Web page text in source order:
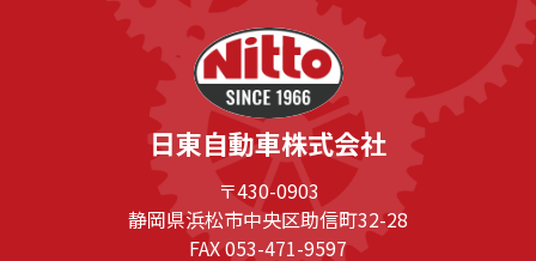
日東自動車株式会社
〒430-0903
静岡県浜松市中央区助信町32-28
FAX 053-471-9597